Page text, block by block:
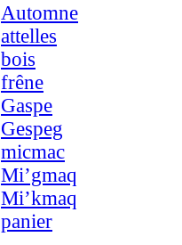
Automne
attelles
bois
frêne
Gaspe
Gespeg
micmac
Mi’gmaq
Mi’kmaq
panier